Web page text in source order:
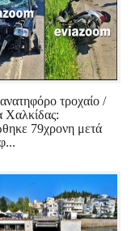
τροχαίο /
Χαλκίδας:
79χρονη μετά